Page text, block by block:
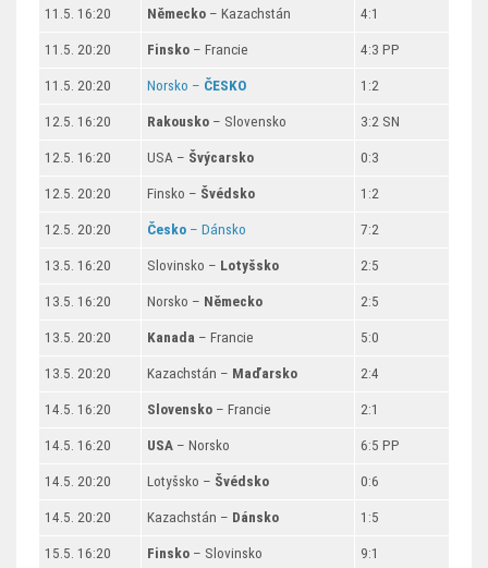
11.5. 16:20 Německo – Kazachstán 4:1
11.5. 20:20 Finsko – Francie 4:3 PP
11.5. 20:20 Norsko – ČESKO 1:2
12.5. 16:20 Rakousko – Slovensko 3:2 SN
12.5. 16:20 USA – Švýcarsko 0:3
12.5. 20:20 Finsko – Švédsko 1:2
12.5. 20:20 Česko – Dánsko 7:2
13.5. 16:20 Slovinsko – Lotyšsko 2:5
13.5. 16:20 Norsko – Německo 2:5
13.5. 20:20 Kanada – Francie 5:0
13.5. 20:20 Kazachstán – Maďarsko 2:4
14.5. 16:20 Slovensko – Francie 2:1
14.5. 16:20 USA – Norsko 6:5 PP
14.5. 20:20 Lotyšsko – Švédsko 0:6
14.5. 20:20 Kazachstán – Dánsko 1:5
15.5. 16:20 Finsko – Slovinsko 9:1